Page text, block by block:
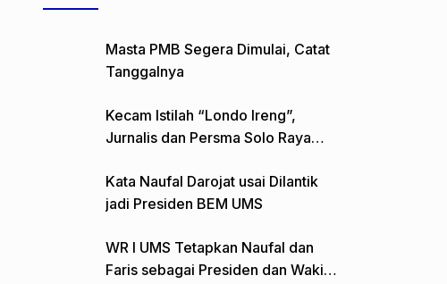
Masta PMB Segera Dimulai, Catat
Tanggalnya
Kecam Istilah “Londo Ireng”,
Jurnalis dan Persma Solo Raya
Kata Naufal Darojat usai Dilantik
jadi Presiden BEM UMS
WR I UMS Tetapkan Naufal dan
Faris sebagai Presiden dan Wakil